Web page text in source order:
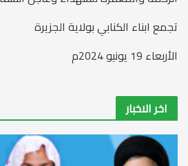
تجمع ابناء الكنابي بولاية الجزيرة
الأربعاء 19 يونيو 2024م
اخر الاخبار